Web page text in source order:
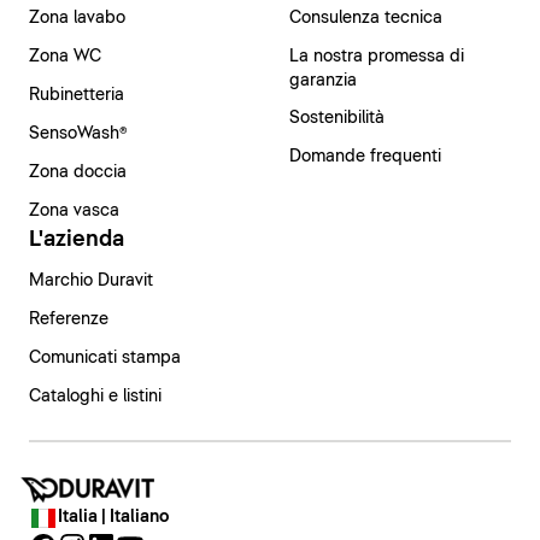
Zona lavabo
Zona WC
Rubinetteria
SensoWash®
Zona doccia
Zona vasca
Consulenza tecnica
La nostra promessa di
garanzia
Sostenibilità
Domande frequenti
L'azienda
Marchio Duravit
Referenze
Comunicati stampa
Cataloghi e listini
Italia | Italiano